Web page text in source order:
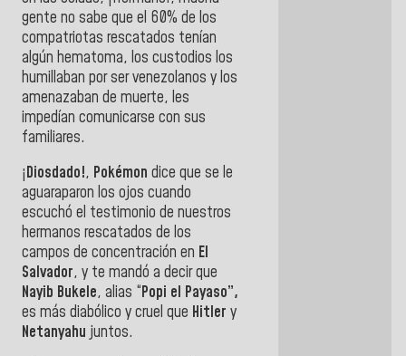
gente no sabe que el 60% de los
compatriotas rescatados tenían
algún hematoma, los custodios los
humillaban por ser venezolanos y los
amenazaban de muerte, les
impedían comunicarse con sus
familiares.
¡Diosdado!, Pokémon dice que se le
aguaraparon los ojos cuando
escuchó el testimonio de nuestros
hermanos rescatados de los
campos de concentración en El
Salvador, y te mandó a decir que
Nayib Bukele, alias “Popi el Payaso”,
es más diabólico y cruel que Hitler y
Netanyahujuntos.